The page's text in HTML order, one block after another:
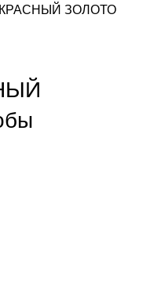
КРАСНЫЙ ЗОЛОТО